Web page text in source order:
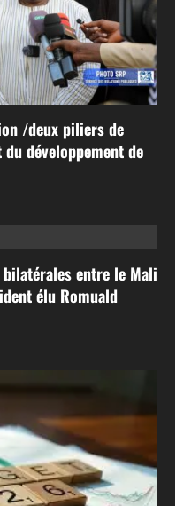
/deux piliers de
développement de
entre le Mali
élu Romuald